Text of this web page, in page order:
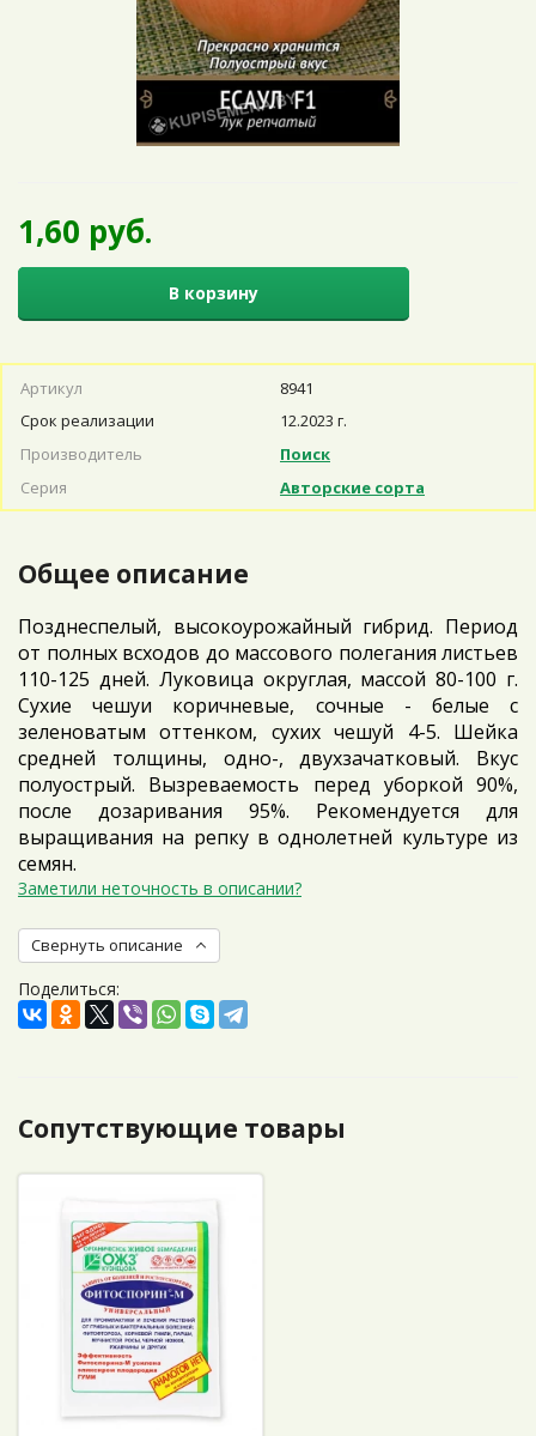
1,60 руб.
В корзину
Артикул
8941
Срок реализации
12.2023 г.
Производитель
Поиск
Серия
Авторские сорта
Общее описание
Позднеспелый, высокоурожайный гибрид. Период
от полных всходов до массового полегания листьев
110-125 дней. Луковица округлая, массой 80-100 г.
Сухие чешуи коричневые, сочные - белые с
зеленоватым оттенком, сухих чешуй 4-5. Шейка
средней толщины, одно-, двухзачатковый. Вкус
полуострый. Вызреваемость перед уборкой 90%,
после дозаривания 95%. Рекомендуется для
выращивания на репку в однолетней культуре из
семян.
Заметили неточность в описании?
Свернуть описание
Поделиться:
Сопутствующие товары